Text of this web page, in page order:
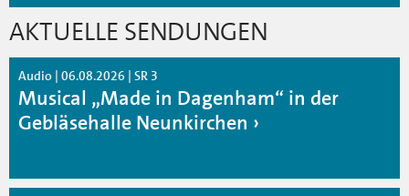
AKTUELLE SENDUNGEN
Audio | 06.08.2026 | SR 3
Musical „Made in Dagenham“ in der
Gebläsehalle Neunkirchen